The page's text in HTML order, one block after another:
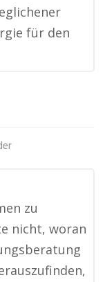
für den
zu
nicht, woran